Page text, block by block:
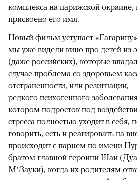
комплекса на парижской
присвоено его имя.
Новый фильм уступает
мы уже видели кино про детей из
(даже российских), которые
случае проблема со здоровьем
отстраненности, или резигнации,
редкого психогенного
котором подросток под
стресса полностью уходит в себя,
говорить, есть и реагировать на
происходит с парнем по имени
братом главной героини Шаи
М’Зауки), когда их родителям